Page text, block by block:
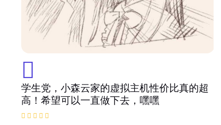
学生党，小森云家的虚拟主机性价比真的超
高！希望可以一直做下去，嘿嘿